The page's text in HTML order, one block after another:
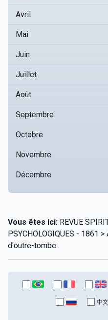
Avril
Mai
Juin
Juillet
Août
Septembre
Octobre
Novembre
Décembre
Vous êtes ici: REVUE
PSYCHOLOGIQUES - 1861
d'outre-tombe
中